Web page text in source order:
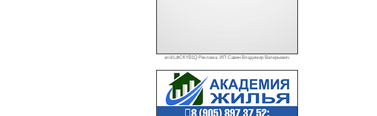
erid:LdtCKYB1Q Реклама. ИП Савин Владимир Валерьевич